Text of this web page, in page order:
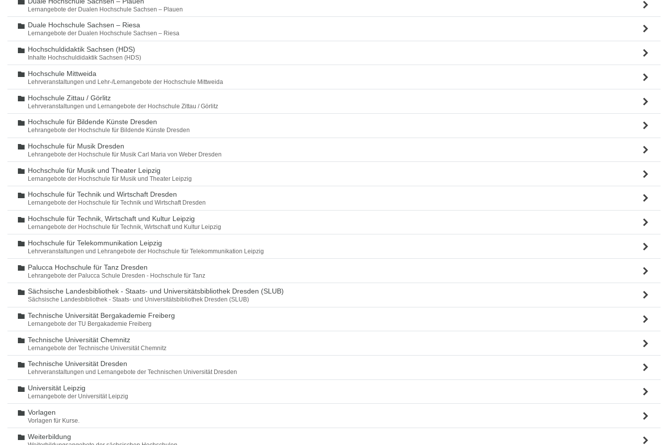
Lernangebote der Dualen Hochschule Sachsen – Plauen
Ordner
Duale Hochschule Sachsen – Riesa
Lernangebote der Dualen Hochschule Sachsen – Riesa
Ordner
Hochschuldidaktik Sachsen (HDS)
Inhalte Hochschuldidaktik Sachsen (HDS)
Ordner
Hochschule Mittweida
Lehrveranstaltungen und Lehr-/Lernangebote der Hochschule Mittweida
Ordner
Hochschule Zittau / Görlitz
Lehrveranstaltungen und Lernangebote der Hochschule Zittau / Görlitz
Ordner
Hochschule für Bildende Künste Dresden
Lehrangebote der Hochschule für Bildende Künste Dresden
Ordner
Hochschule für Musik Dresden
Lehrangebote der Hochschule für Musik Carl Maria von Weber Dresden
Ordner
Hochschule für Musik und Theater Leipzig
Lernangebote der Hochschule für Musik und Theater Leipzig
Ordner
Hochschule für Technik und Wirtschaft Dresden
Lernangebote der Hochschule für Technik und Wirtschaft Dresden
Ordner
Hochschule für Technik, Wirtschaft und Kultur Leipzig
Lernangebote der Hochschule für Technik, Wirtschaft und Kultur Leipzig
Ordner
Hochschule für Telekommunikation Leipzig
Lehrveranstaltungen und Lehrangebote der Hochschule für Telekommunikation Leipzig
Ordner
Palucca Hochschule für Tanz Dresden
Lehrangebote der Palucca Schule Dresden - Hochschule für Tanz
Ordner
Sächsische Landesbibliothek - Staats- und Universitätsbibliothek Dresden (SLUB)
Sächsische Landesbibliothek - Staats- und Universitätsbibliothek Dresden (SLUB)
Ordner
Technische Universität Bergakademie Freiberg
Lernangebote der TU Bergakademie Freiberg
Ordner
Technische Universität Chemnitz
Lernangebote der Technische Universität Chemnitz
Ordner
Technische Universität Dresden
Lehrveranstaltungen und Lernangebote der Technischen Universität Dresden
Ordner
Universität Leipzig
Lernangebote der Universität Leipzig
Ordner
Vorlagen
Vorlagen für Kurse.
Ordner
Weiterbildung